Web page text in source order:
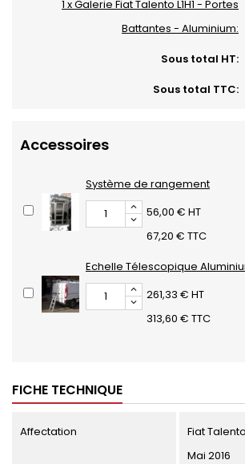
1 x Galerie Fiat Talento L1H1 - Portes
Battantes - Aluminium:
Sous total HT:
Sous total TTC:
Accessoires
Système de rangement
56,00 € HT
67,20 € TTC
Echelle Télescopique
261,33 € HT
313,60 € TTC
FICHE TECHNIQUE
Affectation
Fiat
Mai 2016